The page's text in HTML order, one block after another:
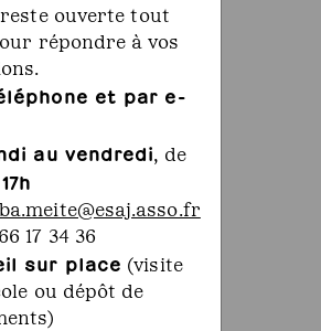
reste ouverte tout
répondre à vos
et par e-
au vendredi, de
17 34 36
sur place (visite
ou dépôt de
projet paysage
Mise en page
jardins